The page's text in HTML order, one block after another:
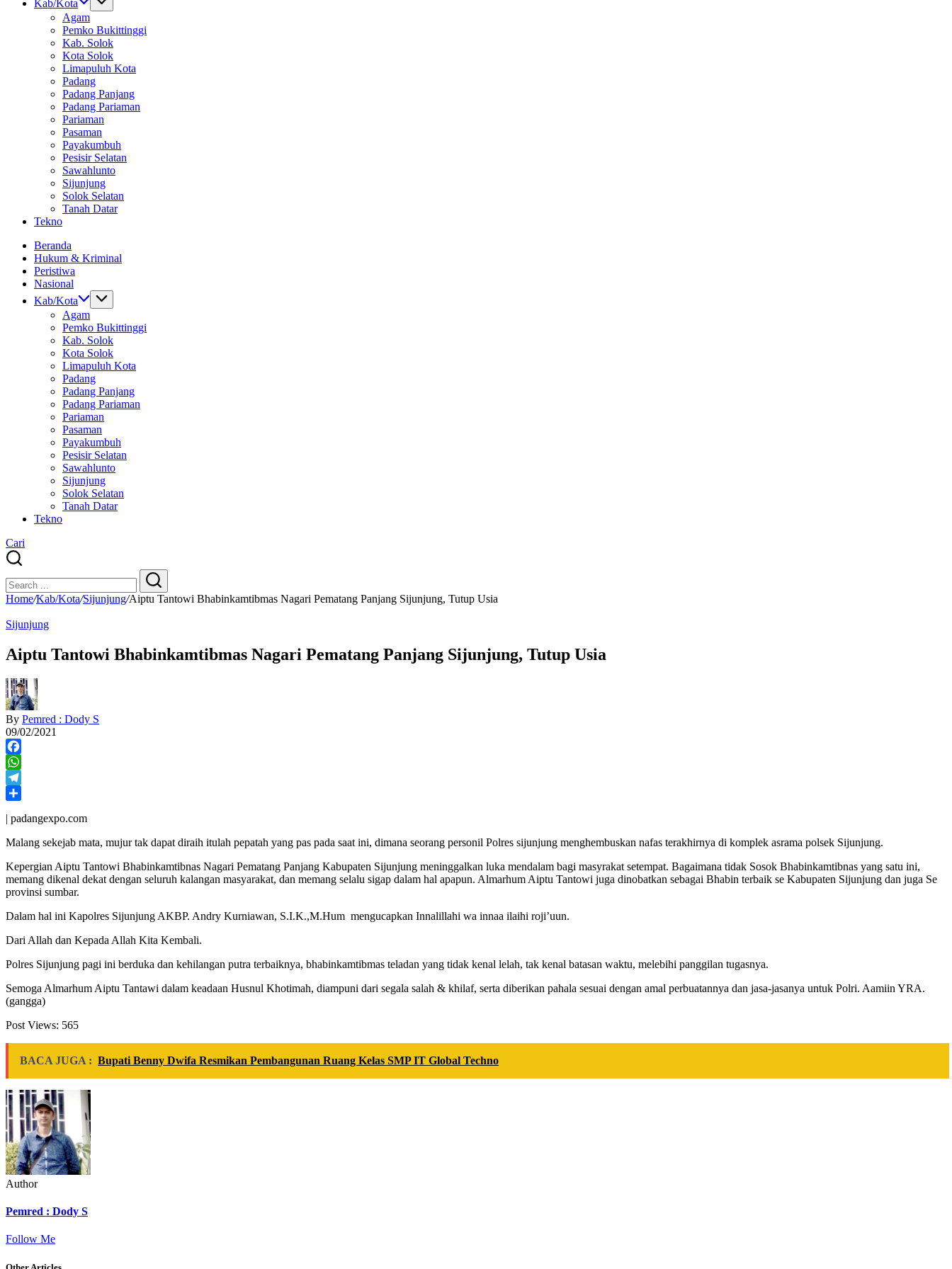
Kab/Kota
Agam
Pemko Bukittinggi
Kab. Solok
Kota Solok
Limapuluh Kota
Padang
Padang Panjang
Padang Pariaman
Pariaman
Pasaman
Payakumbuh
Pesisir Selatan
Sawahlunto
Sijunjung
Solok Selatan
Tanah Datar
Tekno
Beranda
Hukum & Kriminal
Peristiwa
Nasional
Kab/Kota
Agam
Pemko Bukittinggi
Kab. Solok
Kota Solok
Limapuluh Kota
Padang
Padang Panjang
Padang Pariaman
Pariaman
Pasaman
Payakumbuh
Pesisir Selatan
Sawahlunto
Sijunjung
Solok Selatan
Tanah Datar
Tekno
Cari
Search
Search
Home/Kab/Kota/Sijunjung/Aiptu Tantowi Bhabinkamtibmas Nagari Pematang Panjang Sijunjung, Tutup Usia
Sijunjung
Aiptu Tantowi Bhabinkamtibmas Nagari Pematang Panjang Sijunjung, Tutup Usia
By Pemred : Dody S
09/02/2021
Facebook
WhatsApp
Telegram
| padangexpo.com
Malang sekejab mata, mujur tak dapat diraih itulah pepatah yang pas pada saat ini, dimana seorang personil Polres sijunjung menghembuskan nafas terakhirnya di komplek asrama polsek Sijunjung.
Kepergian Aiptu Tantowi Bhabinkamtibnas Nagari Pematang Panjang Kabupaten Sijunjung meninggalkan luka mendalam bagi masyrakat setempat. Bagaimana tidak Sosok Bhabinkamtibnas yang satu ini,
memang dikenal dekat dengan seluruh kalangan masyarakat, dan memang selalu sigap dalam hal apapun. Almarhum Aiptu Tantowi juga dinobatkan sebagai Bhabin terbaik se Kabupaten Sijunjung dan juga Se
provinsi sumbar.
Dalam hal ini Kapolres Sijunjung AKBP. Andry Kurniawan, S.I.K.,M.Hum mengucapkan Innalillahi wa innaa ilaihi roji’uun.
Dari Allah dan Kepada Allah Kita Kembali.
Polres Sijunjung pagi ini berduka dan kehilangan putra terbaiknya, bhabinkamtibmas teladan yang tidak kenal lelah, tak kenal batasan waktu, melebihi panggilan tugasnya.
Semoga Almarhum Aiptu Tantawi dalam keadaan Husnul Khotimah, diampuni dari segala salah & khilaf, serta diberikan pahala sesuai dengan amal perbuatannya dan jasa-jasanya untuk Polri. Aamiin YRA.
(gangga)
Post Views: 565
BACA JUGA : Bupati Benny Dwifa Resmikan Pembangunan Ruang Kelas SMP IT Global Techno
Author
Pemred : Dody S
Follow Me